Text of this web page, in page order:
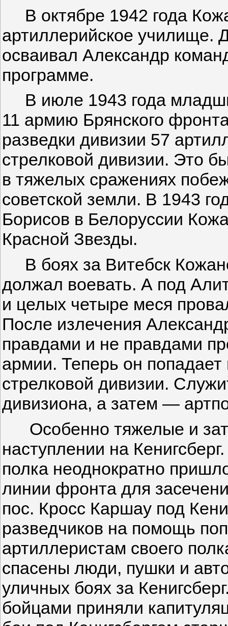
В октябре 1942 года
артиллерийское училище.
осваивал Александр
программе.
В июле 1943 года
11 армию Брянского
разведки дивизии 57
стрелковой дивизии. Это
в тяжелых сражениях
советской земли. В 1943
Борисов в Белоруссии
Красной Звезды.
В боях за Витебск
должал воевать. А под
и целых четыре меся
После излечения
правдами и не правдами
армии. Теперь он попадает
стрелковой диви­зии.
дивизиона, а затем —
Особенно тяжелые и
наступлении на
полка неоднократно
линии фронта для
пос. Кросс Каршау под
разведчиков на помощь
артиллеристам своего
спасены люди, пушки и
уличных боях за
бойцами приняли